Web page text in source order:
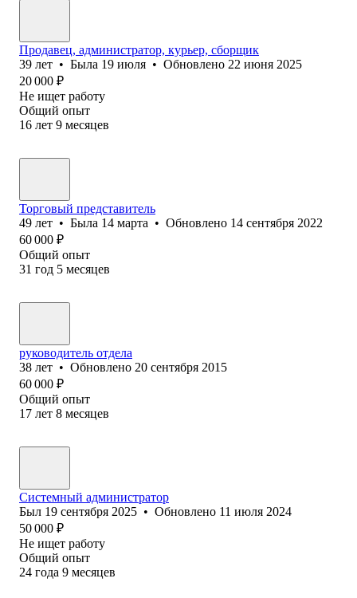
Продавец, администратор, курьер, сборщик
39 лет • Была 19 июля • Обновлено 22 июня 2025
20 000 ₽
Не ищет работу
Общий опыт
16 лет 9 месяцев
Торговый представитель
49 лет • Была 14 марта • Обновлено 14 сентября 2022
60 000 ₽
Общий опыт
31 год 5 месяцев
руководитель отдела
38 лет • Обновлено 20 сентября 2015
60 000 ₽
Общий опыт
17 лет 8 месяцев
Системный администратор
Был 19 сентября 2025 • Обновлено 11 июля 2024
50 000 ₽
Не ищет работу
Общий опыт
24 года 9 месяцев